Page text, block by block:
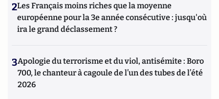
2Les Français moins riches que la moyenne
européenne pour la 3e année consécutive : jusqu'où
ira le grand déclassement ?
3Apologie du terrorisme et du viol, antisémite : Boro
700, le chanteur à cagoule de l’un des tubes de l’été
2026